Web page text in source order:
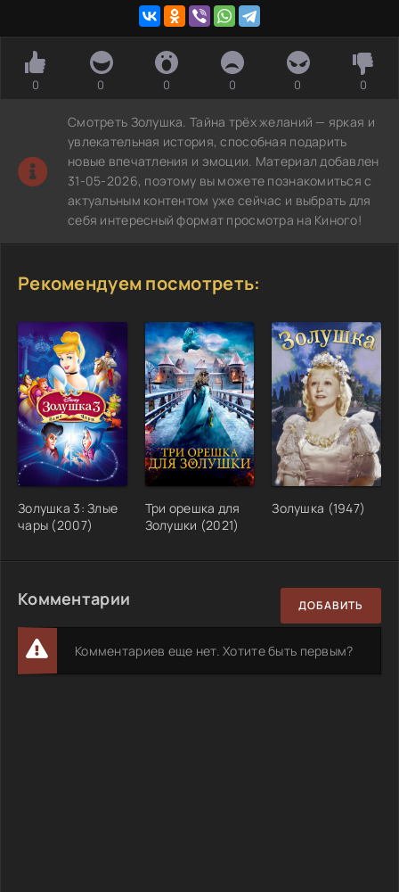
0 0 0 0 0 0
Смотреть Золушка. Тайна трёх желаний — яркая и
увлекательная история, способная подарить
новые впечатления и эмоции. Материал добавлен
31-05-2026, поэтому вы можете познакомиться с
актуальным контентом уже сейчас и выбрать для
себя интересный формат просмотра на Киного!
Рекомендуем посмотреть:
Золушка 3: Злые
чары (2007)
Три орешка для
Золушки (2021)
Золушка (1947)
Комментарии ДОБАВИТЬ
Комментариев еще нет. Хотите быть первым?